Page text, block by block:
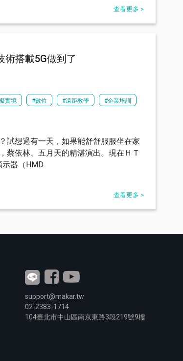
查看更多 >
術搭載5G做到了
實境 #數位 #遠距教學 #企業培訓
試想過有一天，如果能舒舒服服坐在家
蔡依林、五月天的精湛演出。現在ＨＴ
示器（HMD
查看更多 >
support@makar.tw
02-2383-1714
104臺北市中山區南京東路3段219號9樓